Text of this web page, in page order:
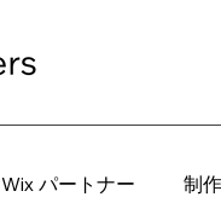
Wix パートナー 制